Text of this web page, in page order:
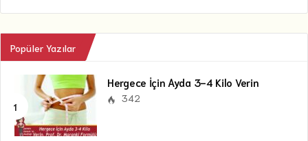
Popüler Yazılar
Hergece İçin Ayda 3-4 Kilo Verin
342